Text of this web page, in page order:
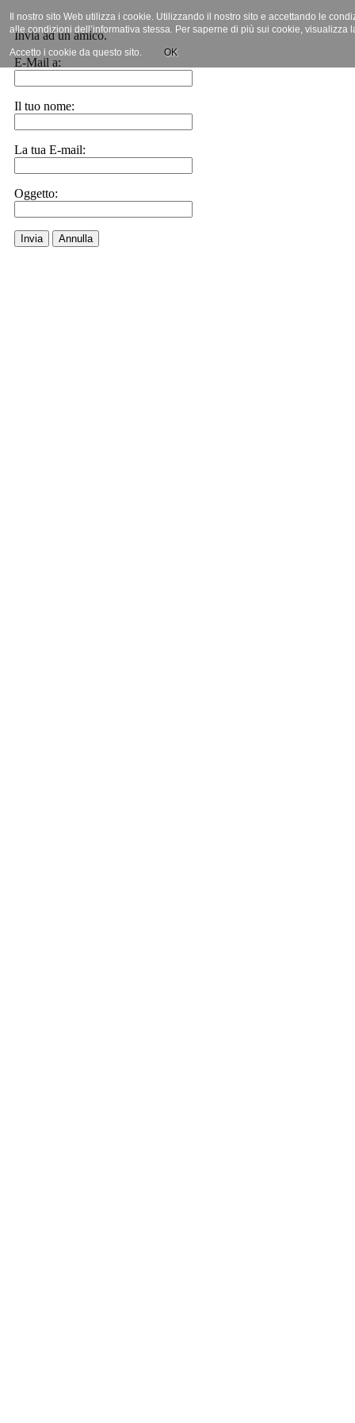
Invia ad un amico.
E-Mail a:
Il tuo nome:
La tua E-mail:
Oggetto:
Invia Annulla
Il nostro sito Web utilizza i cookie. Utilizzando il nostro sito e accettando le
alle condizioni dell’informativa stessa. Per saperne di più sui cookie, visualizza
Accetto i cookie da questo sito. OK